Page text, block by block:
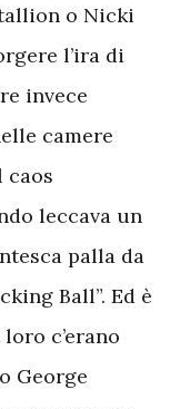
o Nicki
l’ira di
invece
camere
caos
leccava un
palla da
Ball”. Ed è
c’erano
George